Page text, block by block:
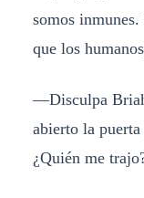
somos
que los
—Disculpa
abierto la
¿Quién me